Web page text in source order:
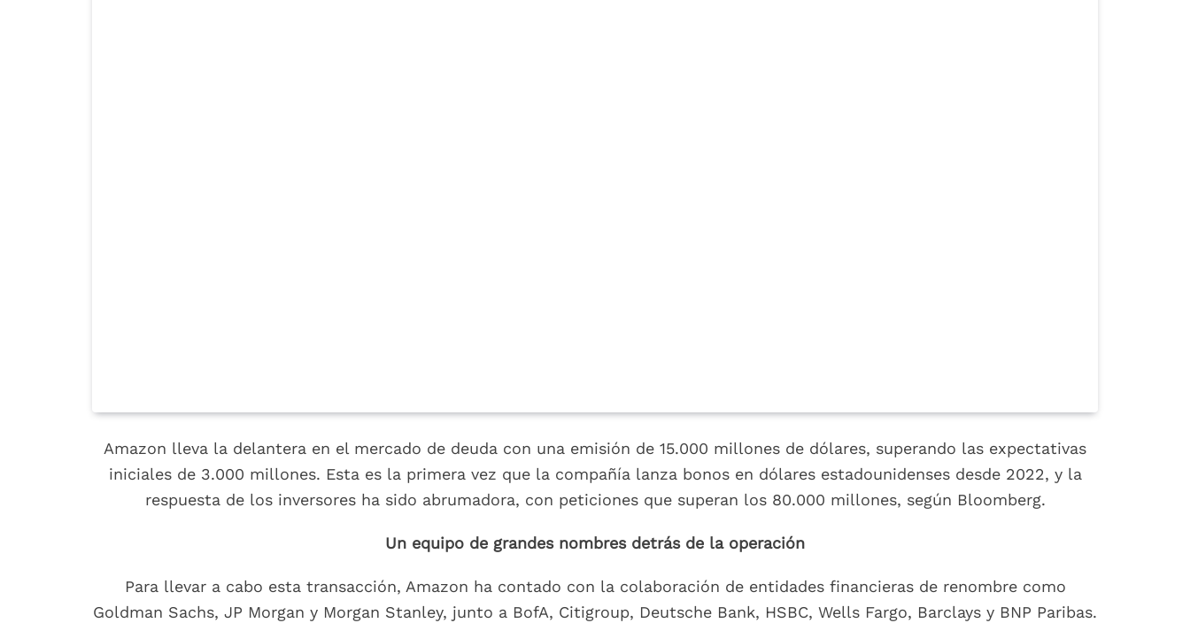
Amazon lleva la delantera en el mercado de deuda con una emisión de 15.000 millones de dólares, superando las expectativas
iniciales de 3.000 millones. Esta es la primera vez que la compañía lanza bonos en dólares estadounidenses desde 2022, y la
respuesta de los inversores ha sido abrumadora, con peticiones que superan los 80.000 millones, según Bloomberg.
Un equipo de grandes nombres detrás de la operación
Para llevar a cabo esta transacción, Amazon ha contado con la colaboración de entidades financieras de renombre como
Goldman Sachs, JP Morgan y Morgan Stanley, junto a BofA, Citigroup, Deutsche Bank, HSBC, Wells Fargo, Barclays y BNP Paribas.